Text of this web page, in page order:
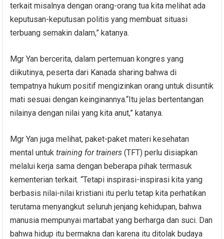
terkait misalnya dengan orang-orang tua kita melihat ada
keputusan-keputusan politis yang membuat situasi
terbuang semakin dalam,” katanya.
Mgr Yan bercerita, dalam pertemuan kongres yang
diikutinya, peserta dari Kanada sharing bahwa di
tempatnya hukum positif mengizinkan orang untuk disuntik
mati sesuai dengan keinginannya.“Itu jelas bertentangan
nilainya dengan nilai yang kita anut,” katanya.
Mgr Yan juga melihat, paket-paket materi kesehatan
mental untuktraining for trainers (TFT) perlu disiapkan
melalui kerja sama dengan beberapa pihak termasuk
kementerian terkait. “Tetapi inspirasi-inspirasi kita yang
berbasis nilai-nilai kristiani itu perlu tetap kita perhatikan
terutama menyangkut seluruh jenjang kehidupan, bahwa
manusia mempunyai martabat yang berharga dan suci. Dan
bahwa hidup itu bermakna dan karena itu ditolak budaya